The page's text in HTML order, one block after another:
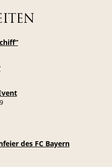
des FC Bayern